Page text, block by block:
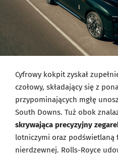
Cyfrowy kokpit zyskał
czołowy, składający się z
przypominających mgłę
South Downs. Tuż obok
skrywająca precyzyjny
lotniczymi oraz podświetlaną
nierdzewnej. Rolls-Royce